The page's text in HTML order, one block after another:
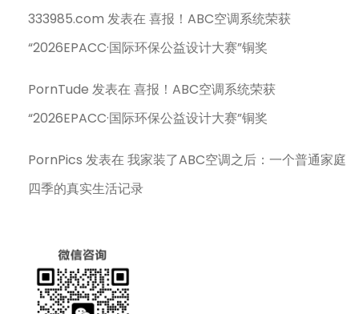
333985.com 发表在喜报！ABC空调系统荣获
“2026EPACC·国际环保公益设计大赛”铜奖
PornTude 发表在喜报！ABC空调系统荣获
“2026EPACC·国际环保公益设计大赛”铜奖
PornPics 发表在我家装了ABC空调之后：一个普通家庭
四季的真实生活记录